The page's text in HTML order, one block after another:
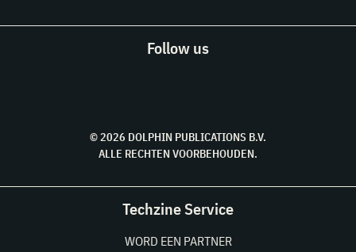
Follow us
© 2026 DOLPHIN PUBLICATIONS B.V.
ALLE RECHTEN VOORBEHOUDEN.
Techzine Service
WORD EEN PARTNER